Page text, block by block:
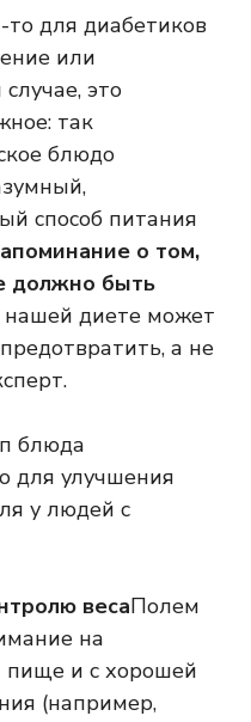
то для диабетиков
или
это
так
блюдо
способ питания
о том,
должно быть
нашей диете может
а не
блюда
для улучшения
у людей с
весаПолем
на
пище и с хорошей
(например,